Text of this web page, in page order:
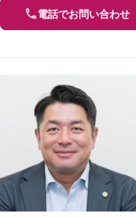
電話でお問い合わせ